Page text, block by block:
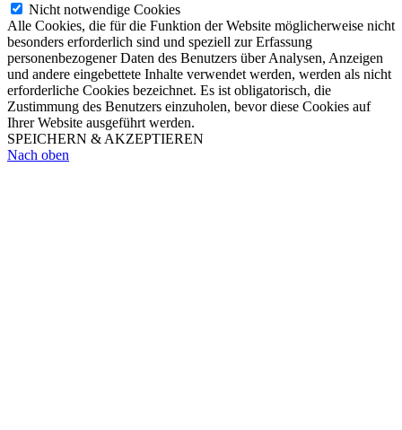
Nicht notwendige Cookies
Alle Cookies, die für die Funktion der Website möglicherweise nicht
besonders erforderlich sind und speziell zur Erfassung
personenbezogener Daten des Benutzers über Analysen, Anzeigen
und andere eingebettete Inhalte verwendet werden, werden als nicht
erforderliche Cookies bezeichnet. Es ist obligatorisch, die
Zustimmung des Benutzers einzuholen, bevor diese Cookies auf
Ihrer Website ausgeführt werden.
SPEICHERN & AKZEPTIEREN
Nach oben